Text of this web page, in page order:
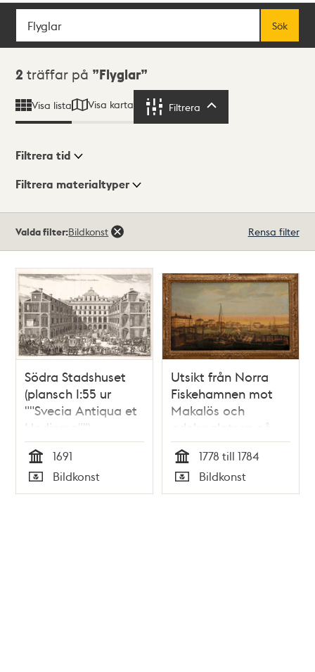
Sök
Sök
Sökresultat
2 träffar på Flyglar
Visa lista Visa karta Filtrera
Visningsläge
Filtrera tid
Filtrera materialtyper
träffar
Valda filter:Bildkonst Rensa filter
Södra Stadshuset
(plansch I:55 ur
""Svecia Antiqua et
Hodierna"")
Tid
1691
Typ
Bildkonst
Utsikt från Norra
Fiskehamnen mot
Makalös och
adelspalatsen på
Blasieholmen
Tid
1778 till 1784
Typ
Bildkonst